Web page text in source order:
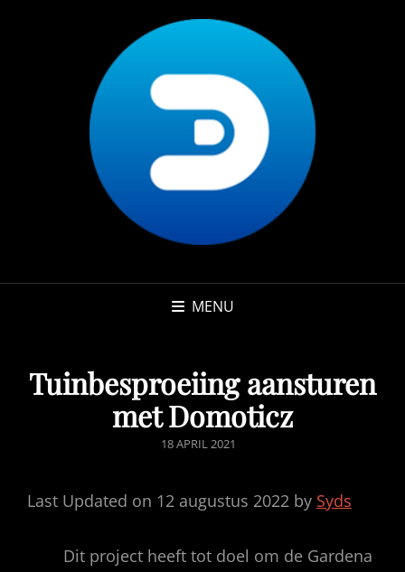
MENU
Tuinbesproeiing aansturen
met Domoticz
GEPUBLICEERD
18 APRIL 2021
Last Updated on 12 augustus 2022 by Syds
Dit project heeft tot doel om de Gardena